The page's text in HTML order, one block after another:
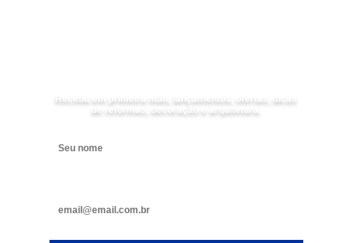
Receba em primeira mão, lançamentos, ofertas, dicas
de reformas, decoração e arquitetura.